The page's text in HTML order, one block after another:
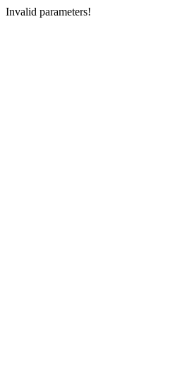
Invalid parameters!